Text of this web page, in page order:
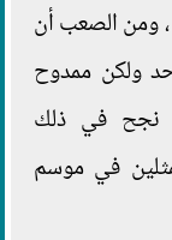
، ومن الصعب أن
ولكن ممدوح
نجح في ذلك
في موسم